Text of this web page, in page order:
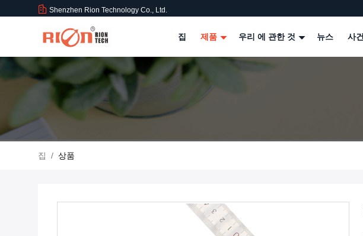
Shenzhen Rion Technology Co., Ltd.
집 제품 우리 에 관한 것 뉴스 사건
집 / 상품